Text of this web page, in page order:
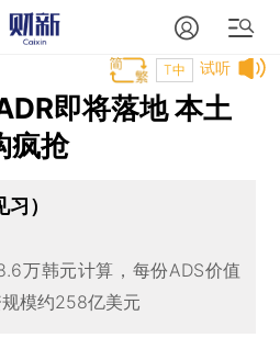
试听
T中
即将落地 本土
疯抢
）
万韩元计算，每份ADS价值
模约258亿美元